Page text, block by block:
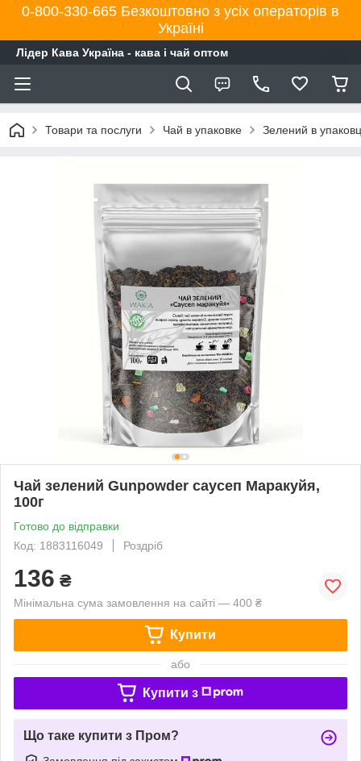
0-800-330-665 Безкоштовно з усіх операторів в
Україні
Лідер Кава Україна - кава і чай оптом
Товари та послуги Чай в упаковке Зелений в
Чай зелений Gunpowder саусеп Маракуйя,
100г
Готово до відправки
Код: 1883116049
Роздріб
136 ₴
Мінімальна сума замовлення на сайті — 400 ₴
Купити
або
Купити з
Що таке купити з Пром?